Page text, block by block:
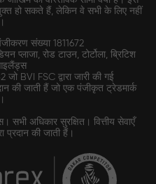
हो सकते हैं, लेकिन वे सभी के लिए नहीं
संख्या 1811672
प्लाजा, रोड टाउन, टोर्टोला, ब्रिटिश
BVI FSC द्वारा जारी की गई
की जाती हैं जो एक पंजीकृत ट्रेडमार्क
अधिकार सुरक्षित। वित्तीय सेवाएँ
प्रदान की जाती हैं।